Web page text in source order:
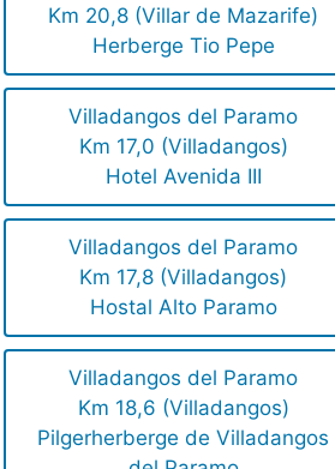
Km 20,8 (Villar de Mazarife)
Herberge Tio Pepe
Villadangos del Paramo
Km 17,0 (Villadangos)
Hotel Avenida III
Villadangos del Paramo
Km 17,8 (Villadangos)
Hostal Alto Paramo
Villadangos del Paramo
Km 18,6 (Villadangos)
Pilgerherberge de Villadangos